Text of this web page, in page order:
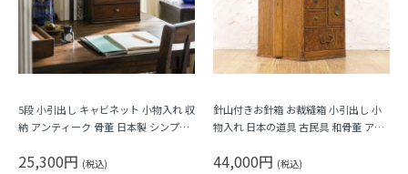
5段 小引出し キャビネット 小物入れ 収
納 アンティーク 骨董 日本製 シンプル
25,300円 (税込)
針山付きお針箱 お裁縫箱 小引出し 小
物入れ 日本の道具 古民具 和骨董 アン
44,000円 (税込)